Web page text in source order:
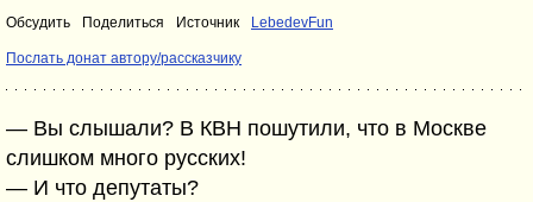
Обсудить Поделиться Источник LebedevFun
Послать донат автору/рассказчику
— Вы слышали? В КВН пошутили, что в Москве
слишком много русских!
— И что депутаты?